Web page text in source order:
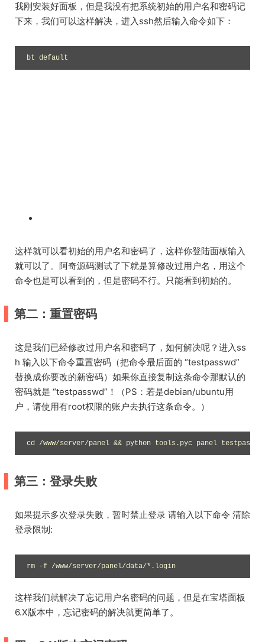
我刚安装好面板，但是我没有把系统初始的用户名和密码记
下来，我们可以这样解决，进入ssh然后输入命令如下：
bt default
这样就可以看初始的用户名和密码了，这样你登陆面板输入
就可以了。阿奇源码测试了下就是算修改过用户名，用这个
命令也是可以看到的，但是密码不行。只能看到初始的。
第二：重置密码
这是我们已经修改过用户名和密码了，如何解决呢？进入ss
h 输入以下命令重置密码（把命令最后面的 “testpasswd”
替换成你要改的新密码）如果你直接复制这条命令那默认的
密码就是 “testpasswd”！（PS：若是debian/ubuntu用
户，请使用有root权限的账户去执行这条命令。）
cd /www/server/panel && python tools.pyc panel testpasswd
第三：登录失败
如果提示多次登录失败，暂时禁止登录 请输入以下命令 清除
登录限制:
rm -f /www/server/panel/data/*.login
这样我们就解决了忘记用户名密码的问题，但是在宝塔面板
6.X版本中，忘记密码的解决就更简单了。